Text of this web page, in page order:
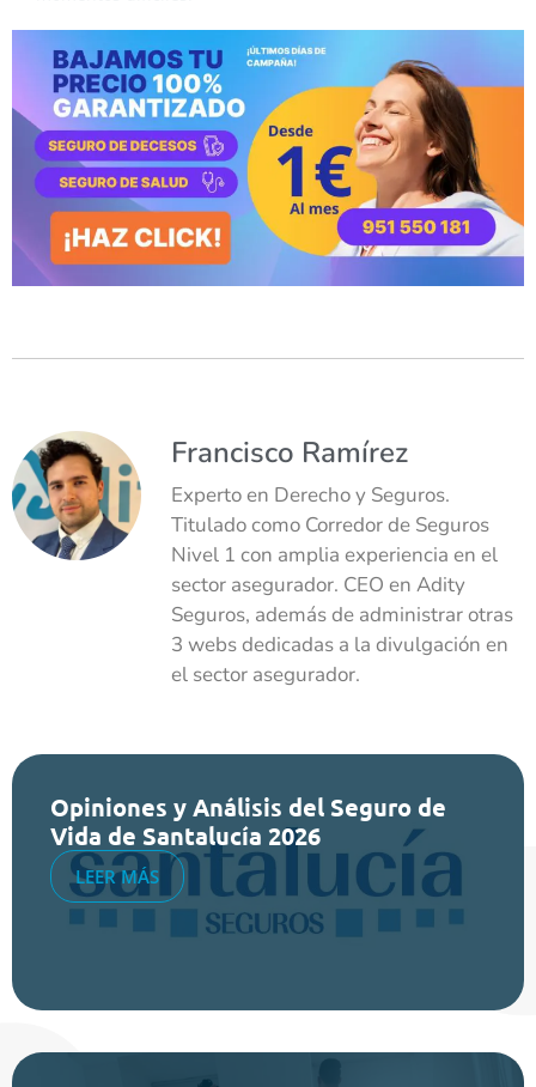
Francisco Ramírez
Experto en Derecho y Seguros.
Titulado como Corredor de Seguros
Nivel 1 con amplia experiencia en el
sector asegurador. CEO en Adity
Seguros, además de administrar otras
3 webs dedicadas a la divulgación en
el sector asegurador.
Opiniones y Análisis del Seguro de
Vida de Santalucía 2026
LEER MÁS